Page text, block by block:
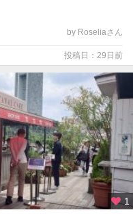
by Roseliaさん
投稿日：29日前
1